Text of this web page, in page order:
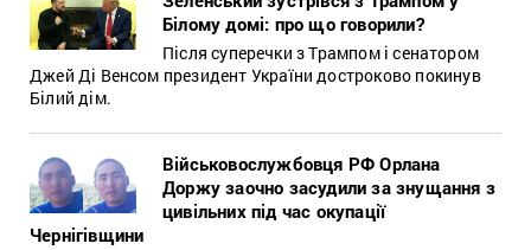
Білому домі: про що говорили?
Після суперечки з Трампом і сенатором
Джей Ді Венсом президент України достроково покинув
Білий дім.
Військовослужбовця РФ Орлана
Доржу заочно засудили за знущання з
цивільних під час окупації
Чернігівщини